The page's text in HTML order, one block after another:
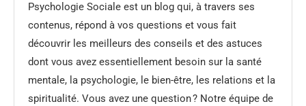
Psychologie Sociale est un blog qui, à travers ses
contenus, répond à vos questions et vous fait
découvrir les meilleurs des conseils et des astuces
dont vous avez essentiellement besoin sur la santé
mentale, la psychologie, le bien-être, les relations et la
spiritualité. Vous avez une question ? Notre équipe de